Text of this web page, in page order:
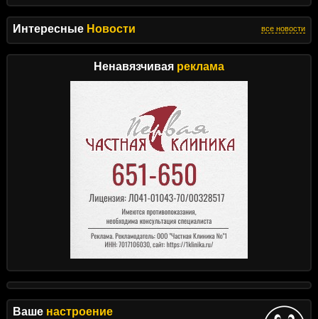
Интересные Новости все новости
Ненавязчивая реклама
Ваше настроение